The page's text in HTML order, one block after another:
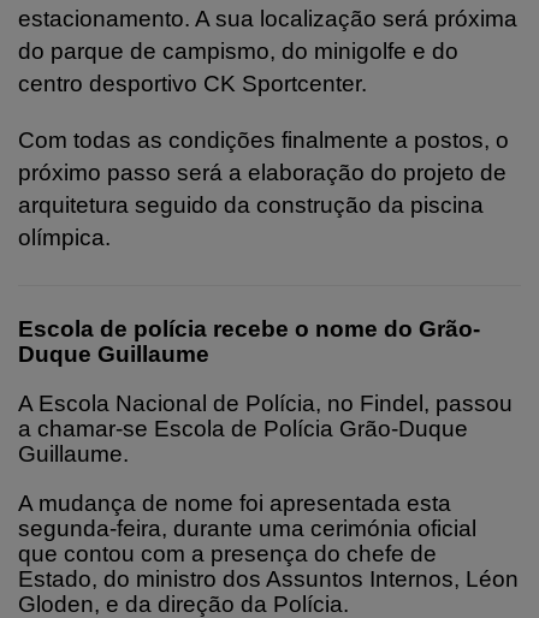
estacionamento. A sua localização será próxima
do parque de campismo, do minigolfe e do
centro desportivo CK Sportcenter.
Com todas as condições finalmente a postos, o
próximo passo será a elaboração do projeto de
arquitetura seguido da construção da piscina
olímpica.
Escola de polícia recebe o nome do Grão-
Duque Guillaume
A Escola Nacional de Polícia, no Findel, passou
a chamar‑se Escola de Polícia Grão‑Duque
Guillaume.
A mudança de nome foi apresentada esta
segunda-feira, durante uma cerimónia oficial
que contou com a presença do chefe de
Estado, do ministro dos Assuntos Internos, Léon
Gloden, e da direção da Polícia.